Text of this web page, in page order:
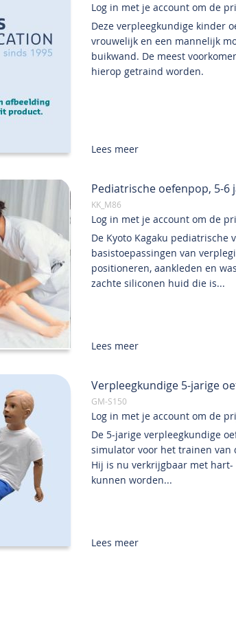
Log in met je account om de
Deze verpleegkundige kinder
vrouwelijk en een mannelijk
buikwand. De meest
hierop getraind worden.
Lees meer
Pediatrische oefenpop, 5-6
KK_M86
Log in met je account om de
De Kyoto Kagaku
basistoepassingen van
positioneren, aankleden en
zachte siliconen huid die is...
Lees meer
Verpleegkundige 5-jarige
GM-S150
Log in met je account om de
De 5-jarige verpleegkundige
simulator voor het trainen van
Hij is nu verkrijgbaar met
kunnen worden...
Lees meer